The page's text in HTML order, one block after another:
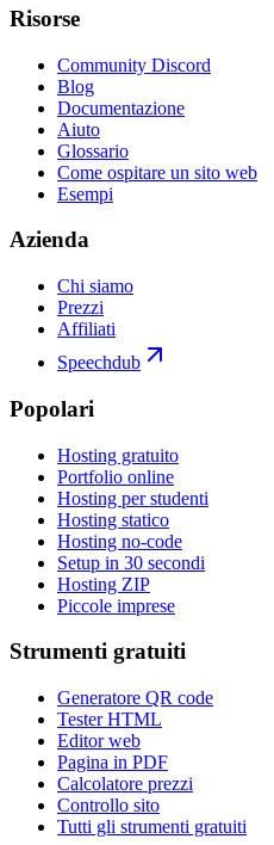
Risorse
Community Discord
Blog
Documentazione
Aiuto
Glossario
Come ospitare un sito web
Esempi
Azienda
Chi siamo
Prezzi
Affiliati
Speechdub
Popolari
Hosting gratuito
Portfolio online
Hosting per studenti
Hosting statico
Hosting no-code
Setup in 30 secondi
Hosting ZIP
Piccole imprese
Strumenti gratuiti
Generatore QR code
Tester HTML
Editor web
Pagina in PDF
Calcolatore prezzi
Controllo sito
Tutti gli strumenti gratuiti